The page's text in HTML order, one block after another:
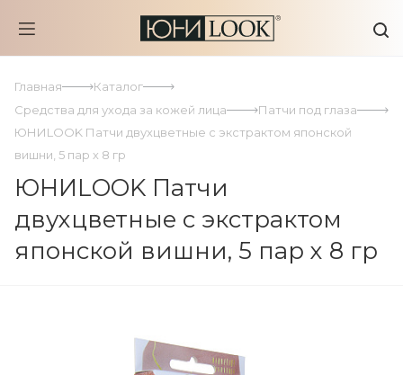
Главная
Каталог
Средства для ухода за кожей лица
Патчи под глаза
ЮНИLOOK Патчи двухцветные с экстрактом японской
вишни, 5 пар х 8 гр
ЮНИLOOK Патчи
двухцветные с экстрактом
японской вишни, 5 пар х 8 гр